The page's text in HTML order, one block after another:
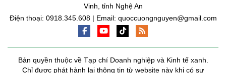
Vinh, tỉnh Nghệ An
Điện thoại: 0918.345.608 | Email: quoccuongnguyen@gmail.com
Bản quyền thuộc về Tạp chí Doanh nghiệp và Kinh tế xanh.
Chỉ được phát hành lại thông tin từ website này khi có sự